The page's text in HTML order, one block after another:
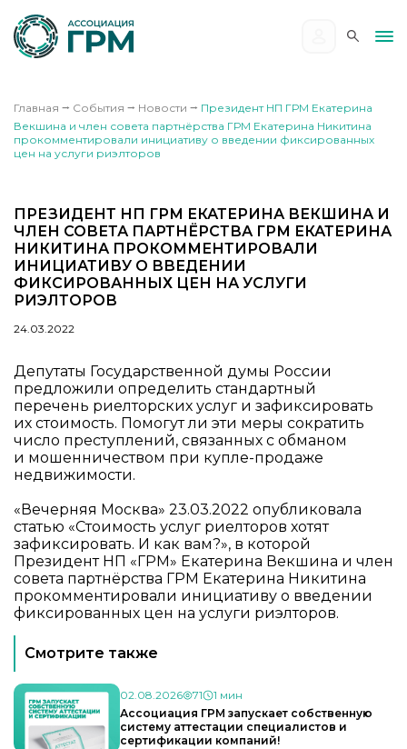
Главная ⭢ События ⭢ Новости ⭢ Президент НП ГРМ Екатерина
Векшина и член совета партнёрства ГРМ Екатерина Никитина
прокомментировали инициативу о введении фиксированных
цен на услуги риэлторов
ПРЕЗИДЕНТ НП ГРМ ЕКАТЕРИНА ВЕКШИНА И
ЧЛЕН СОВЕТА ПАРТНЁРСТВА ГРМ ЕКАТЕРИНА
НИКИТИНА ПРОКОММЕНТИРОВАЛИ
ИНИЦИАТИВУ О ВВЕДЕНИИ
ФИКСИРОВАННЫХ ЦЕН НА УСЛУГИ
РИЭЛТОРОВ
24.03.2022
Депутаты Государственной думы России
предложили определить стандартный
перечень риелторских услуг и зафиксировать
их стоимость. Помогут ли эти меры сократить
число преступлений, связанных с обманом
и мошенничеством при купле-продаже
недвижимости.
«Вечерняя Москва» 23.03.2022 опубликовала
статью «Стоимость услуг риелторов хотят
зафиксировать. И как вам?», в которой
Президент НП «ГРМ» Екатерина Векшина и член
совета партнёрства ГРМ Екатерина Никитина
прокомментировали инициативу о введении
фиксированных цен на услуги риэлторов.
Смотрите также
02.08.2026 71
1 мин
Ассоциация ГРМ запускает собственную
систему аттестации специалистов и
сертификации компаний!